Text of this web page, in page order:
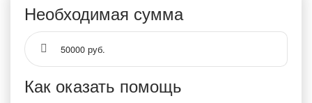
Необходимая сумма
50000 руб.
Как оказать помощь